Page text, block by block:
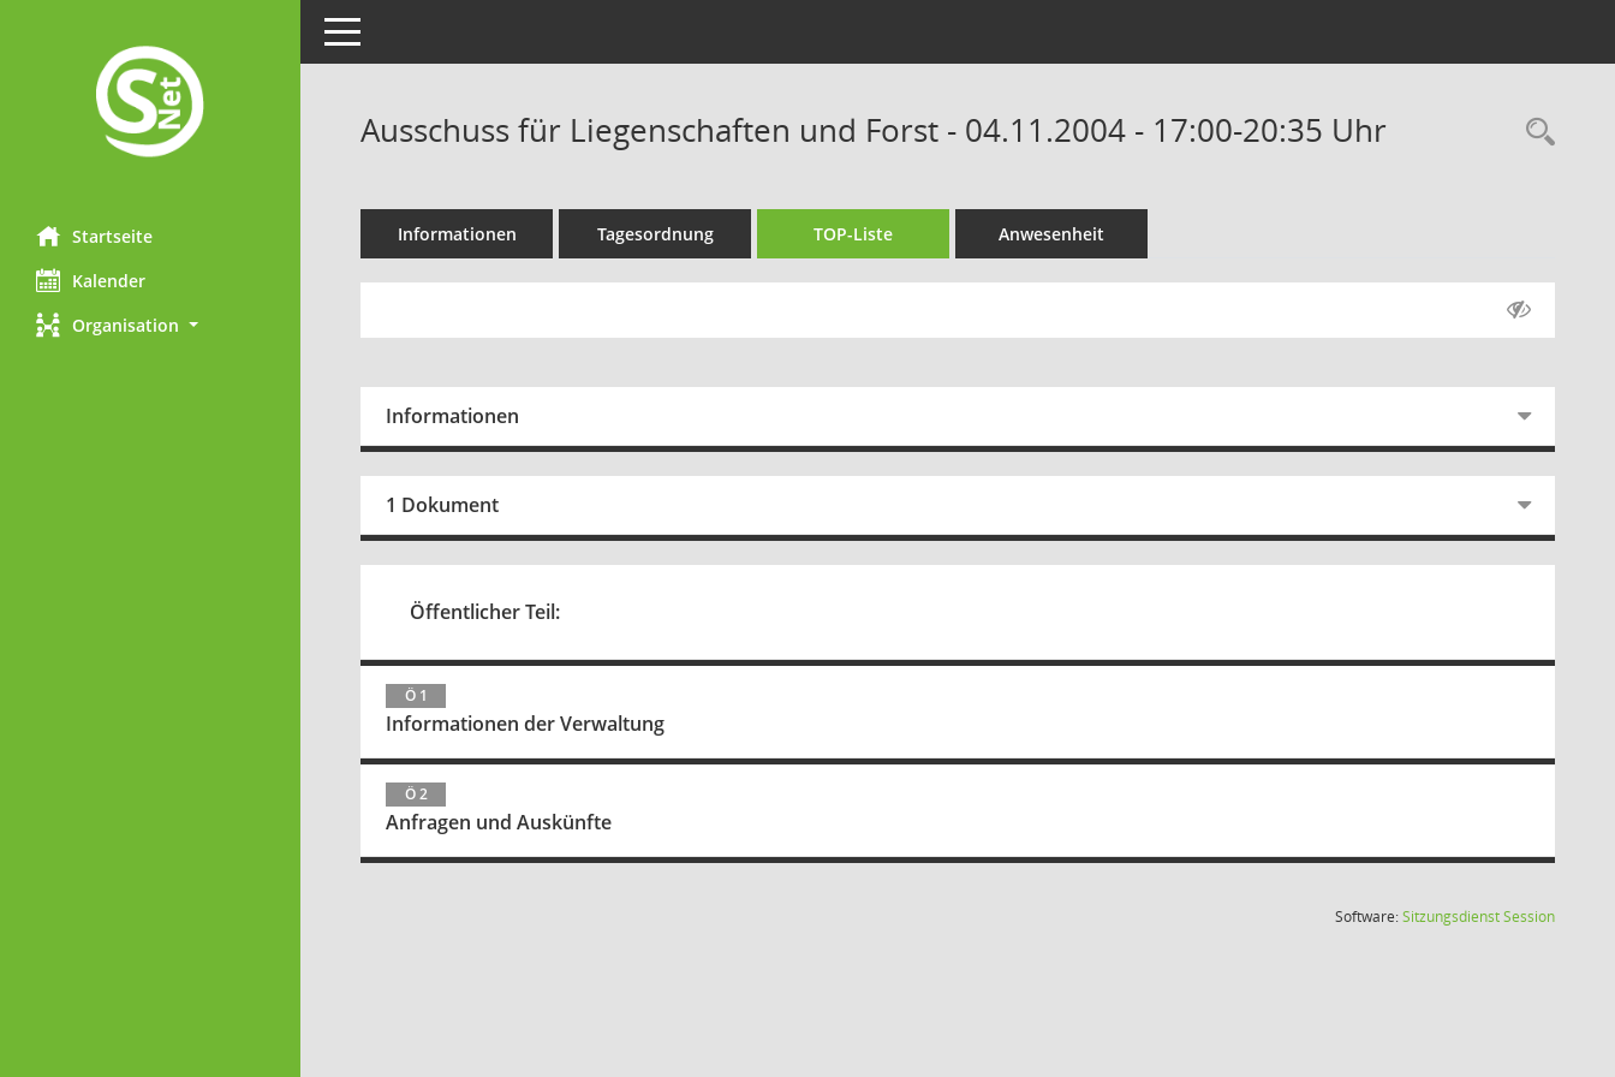
Startseite
Kalender
Organisation
Toggle navigation
Ausschuss für Liegenschaften und Forst - 04.11.2004 - 17:00-20:35 Uhr
Informationen Tagesordnung TOP-Liste Anwesenheit
Informationen
1 Dokument
Öffentlicher Teil:
Ö 1
Informationen der Verwaltung
Ö 2
Anfragen und Auskünfte
Software:SitzungsdienstSession(Wird in